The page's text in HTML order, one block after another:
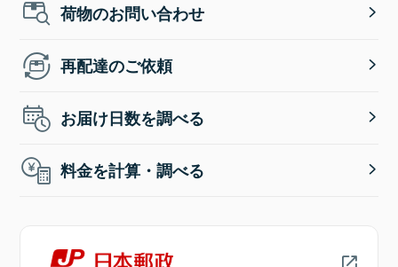
荷物のお問い合わせ
再配達のご依頼
お届け日数を調べる
料金を計算・調べる